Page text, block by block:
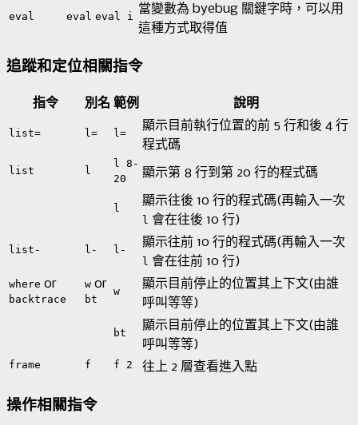
eval eval eval i
當變數為 byebug 關鍵字時，可以用
這種方式取得值
追蹤和定位相關指令
指令 別名 範例 說明
list= l= l=
顯示目前執行位置的前 5 行和後 4 行
程式碼
list l
l 8-
20
顯示第 8 行到第 20 行的程式碼
l 顯示往後 10 行的程式碼(再輸入一次
l 會在往後 10 行)
list- l- l- 顯示往前 10 行的程式碼(再輸入一次
l 會在往前 10 行)
where or
backtrace
w or
bt
w
顯示目前停止的位置其上下文(由誰
呼叫等等)
bt
顯示目前停止的位置其上下文(由誰
呼叫等等)
frame f f 2 往上 2 層查看進入點
操作相關指令